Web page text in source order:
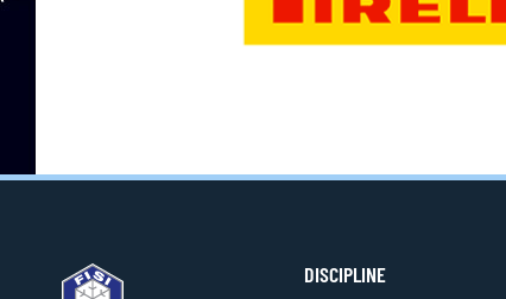
DISCIPLINE